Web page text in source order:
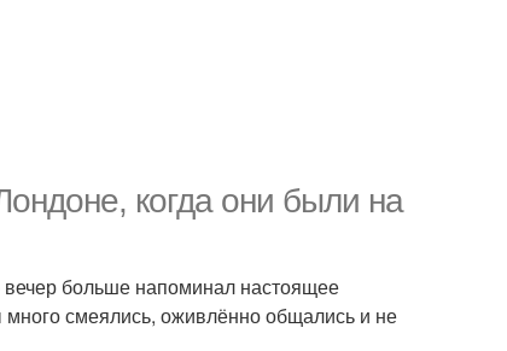
когда они были на
больше напоминал настоящее
смеялись, оживлённо общались и не